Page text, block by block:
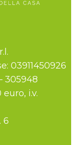
03911450926
305948
i.v.
6